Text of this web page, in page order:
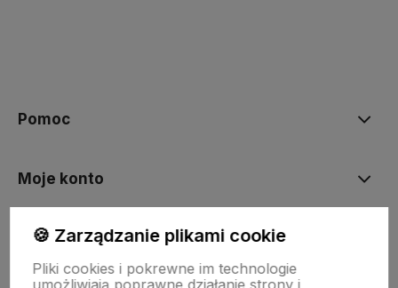
Pomoc
Moje konto
Płatności i dostawa
🍪 Zarządzanie plikami cookie
Pliki cookies i pokrewne im technologie
umożliwiają poprawne działanie strony i